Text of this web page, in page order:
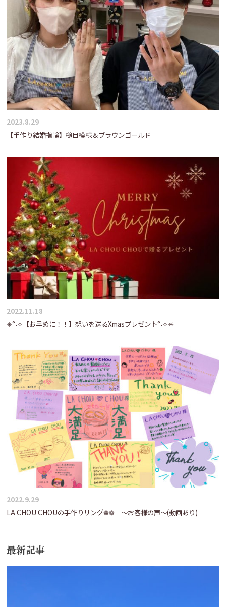
ン
2023.8.29
【手作り結婚指輪】槌目模様＆ブラウンゴールド
2022.11.18
✳°˖✧【お早めに！！】想いを送るXmasプレゼント°˖✧✳
2022.9.29
LA CHOU CHOUの手作りリング❁❁ ～お客様の声～(動画あり)
最新記事